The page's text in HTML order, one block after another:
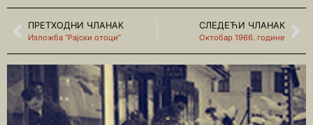
ПРЕТХОДНИ ЧЛАНАК
Изложба “Рајски отоци”
СЛЕДЕЋИ ЧЛАНАК
Октобар 1966. године